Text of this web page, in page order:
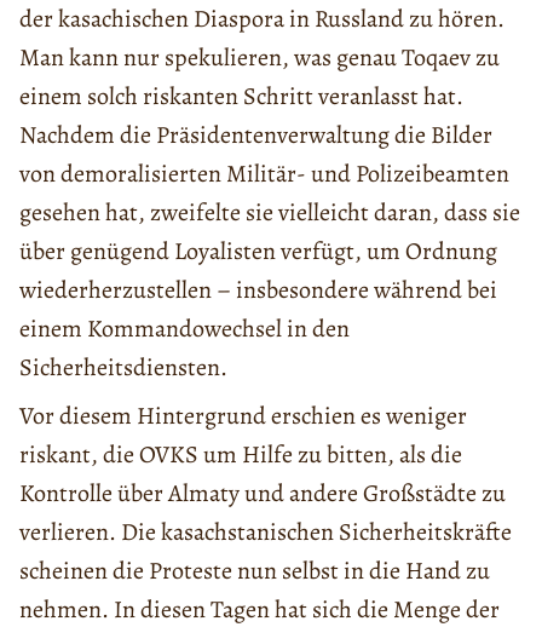
der kasachischen Diaspora in Russland zu hören.
Man kann nur spekulieren, was genau Toqaev zu
einem solch riskanten Schritt veranlasst hat.
Nachdem die Präsidentenverwaltung die Bilder
von demoralisierten Militär- und Polizeibeamten
gesehen hat, zweifelte sie vielleicht daran, dass sie
über genügend Loyalisten verfügt, um Ordnung
wiederherzustellen – insbesondere während bei
einem Kommandowechsel in den
Sicherheitsdiensten.
Vor diesem Hintergrund erschien es weniger
riskant, die OVKS um Hilfe zu bitten, als die
Kontrolle über Almaty und andere Großstädte zu
verlieren. Die kasachstanischen Sicherheitskräfte
scheinen die Proteste nun selbst in die Hand zu
nehmen. In diesen Tagen hat sich die Menge der